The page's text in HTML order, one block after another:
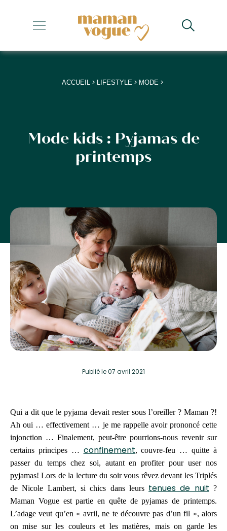
+
+
+
+
ACCUEIL > LIFESTYLE > MODE >
Mode kids : Pyjamas de
printemps
Publiéle 07 avril 2021
Qui a dit que le pyjama devait rester sous l’oreiller ? Maman ?!
Ah oui … effectivement … je me rappelle avoir prononcé cette
injonction … Finalement, peut-être pourrions-nous revenir sur
certains principes … confinement, couvre-feu … quitte à
passer du temps chez soi, autant en profiter pour user nos
pyjamas! Lors de la lecture du soir vous rêvez devant les Triplés
de Nicole Lambert, si chics dans leurs tenues de nuit ?
Maman Vogue est partie en quête de pyjamas de printemps.
L’adage veut qu’en « avril, ne te découvre pas d’un fil », alors
on mise sur les couleurs et les matières, mais on garde les